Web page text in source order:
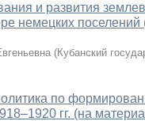
и развития
немецких
(Кубанский
по
гг. (на